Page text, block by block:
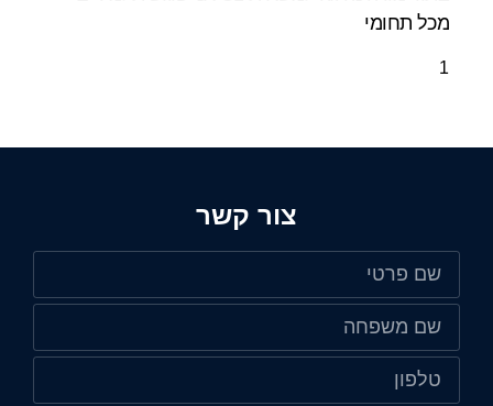
מכל תחומי
צור קשר